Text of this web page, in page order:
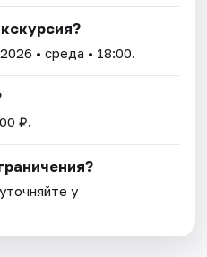
• среда • 18:00.
₽.
у